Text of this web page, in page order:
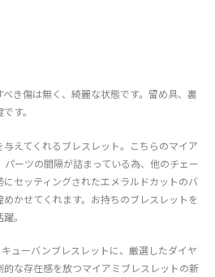
き傷は無く、綺麗な状態です。留め具、裏
す。
えてくれるブレスレット。こちらのマイア
ーツの間隔が詰まっている為、他のチェー
セッティングされたエメラルドカットのバ
かせてくれます。お持ちのブレスレットを
。
ューバンブレスレットに、厳選したダイヤ
な存在感を放つマイアミブレスレットの新